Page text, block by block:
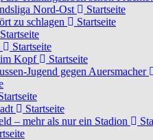
Nord-Ost
Startseite
zu schlagen
Startseite
Startseite
Startseite
im Kopf
Startseite
Jugend gegen Auersmacher
Startseite
– mehr als nur ein Stadion